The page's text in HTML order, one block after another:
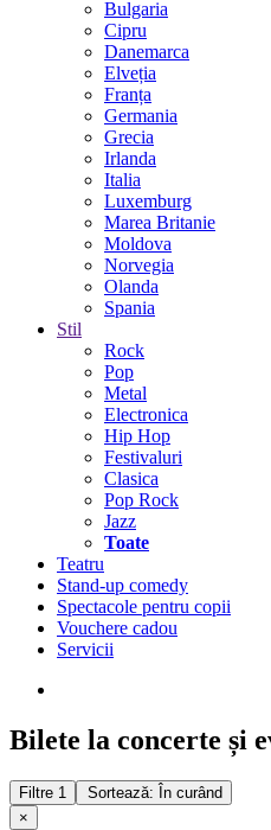
Bulgaria
Cipru
Danemarca
Elveția
Franța
Germania
Grecia
Irlanda
Italia
Luxemburg
Marea Britanie
Moldova
Norvegia
Olanda
Spania
Stil
Rock
Pop
Metal
Electronica
Hip Hop
Festivaluri
Clasica
Pop Rock
Jazz
Toate
Teatru
Stand-up comedy
Spectacole pentru copii
Vouchere cadou
Servicii
Bilete la concerte și
Filtre 1
Sortează: În curând
×